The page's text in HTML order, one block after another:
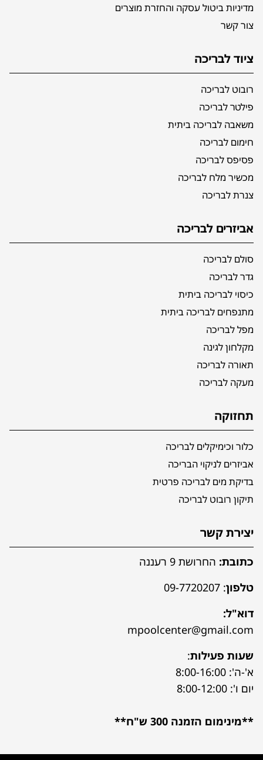
מדיניות ביטול עסקה והחזרת מוצרים
צור קשר
ציוד לבריכה
רובוט לבריכה
פילטר לבריכה
משאבה לבריכה ביתית
חימום לבריכה
פסיפס לבריכה
מכשיר מלח לבריכה
צנרת לבריכה
אביזרים לבריכה
סולם לבריכה
גדר לבריכה
כיסוי לבריכה ביתית
מתנפחים לבריכה ביתית
מפל לבריכה
מקלחון לגינה
תאורה לבריכה
מעקה לבריכה
תחזוקה
כלור וכימיקלים לבריכה
אביזרים לניקוי הבריכה
בדיקת מים לבריכה פרטית
תיקון רובוט לבריכה
יצירת קשר
כתובת: החרושת 9 רעננה
טלפון:
09-7720207
דוא"ל:
mpoolcenter@gmail.com
שעות פעילות:
א'-ה': 8:00-16:00
יום ו': 8:00-12:00
**מינימום הזמנה 300 ש"ח**